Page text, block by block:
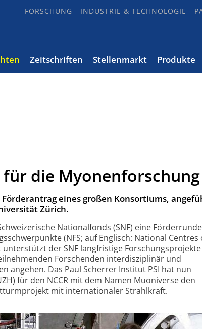
FORSCHUNG INDUSTRIE & TECHNOLOGIE
Zeitschriften Stellenmarkt Produkte
die Myonenforschung
eines großen Kon­sor­tiums,
Zü­rich.
Nationalfonds (SNF) eine Förderrunde
(NFS; auf Englisch: National Centres
unterstützt der SNF langfristige
Forschenden interdisziplinär und
angehen. Das Paul Scherrer Institut PSI hat nun
für den NCCR mit dem Namen Muoniverse den
mit internationaler Strahlkraft.